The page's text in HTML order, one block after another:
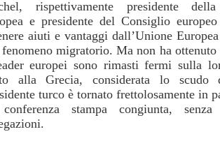
rispettivamente presidente della
e presidente del Consiglio
aiuti e vantaggi dall’Unione
migratorio. Ma non ha
europei sono rimasti fermi sulla
alla Grecia, considerata lo scudo
turco è tornato frettolosamente in
stampa congiunta,